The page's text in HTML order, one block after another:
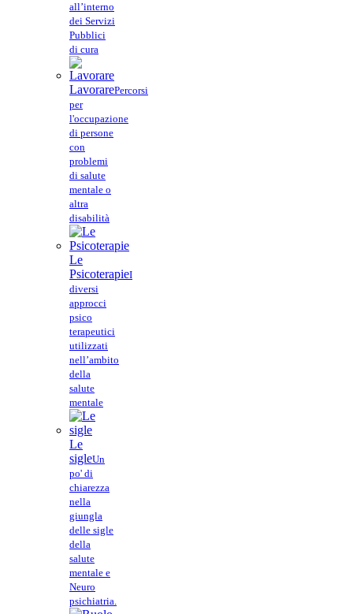
all’interno
dei Servizi
Pubblici
di cura
LavorarePercorsi
per
l'occupazione
di persone
con
problemi
di salute
mentale o
altra
disabilità
Le
PsicoterapieI
diversi
approcci
psico
terapeutici
utilizzati
nell’ambito
della
salute
mentale
Le
sigleUn
po' di
chiarezza
nella
giungla
delle sigle
della
salute
mentale e
Neuro
psichiatria.